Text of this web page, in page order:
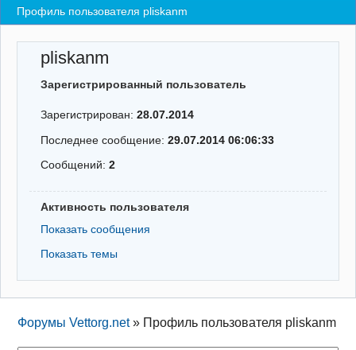
Регистрация
Вход
Профиль пользователя pliskanm
pliskanm
Зарегистрированный пользователь
Зарегистрирован:28.07.2014
Последнее сообщение:29.07.2014 06:06:33
Сообщений:2
Активность пользователя
Показать сообщения
Показать темы
Форумы Vettorg.net » Профиль пользователя pliskanm